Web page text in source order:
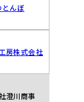
とんぼ
房株式会社
澄川商事